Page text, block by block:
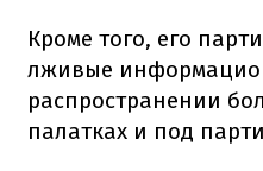
Кроме того, его
лживые
распространении
палатках и под